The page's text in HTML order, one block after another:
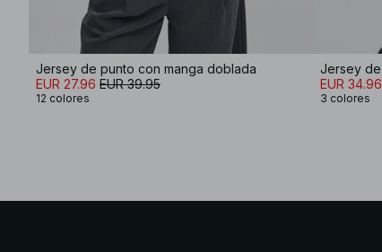
Jersey de punto con manga doblada
EUR 27.96 EUR 39.95
12 colores
EUR 34.96
3 colores